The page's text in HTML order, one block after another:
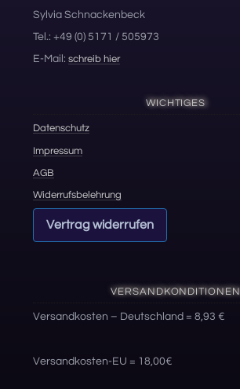
Sylvia Schnackenbeck
Tel.: +49 (0) 5171 / 505973
E-Mail:schreib hier
WICHTIGES
Datenschutz
Impressum
AGB
Widerrufsbelehrung
Vertrag widerrufen
VERSANDKONDITIONEN
Versandkosten – Deutschland = 8,93 €
Versandkosten-EU = 18,00€